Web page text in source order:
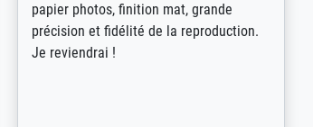
abordés et personnalisation des
demandes (recadrage, réajustement des
couleurs). Relation clientèle parfaite.